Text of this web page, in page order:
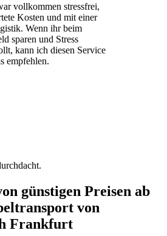
vollkommen stressfrei,
Kosten und mit einer
Wenn ihr beim
sparen und Stress
kann ich diesen Service
empfehlen.
günstigen Preisen ab
von
Frankfurt